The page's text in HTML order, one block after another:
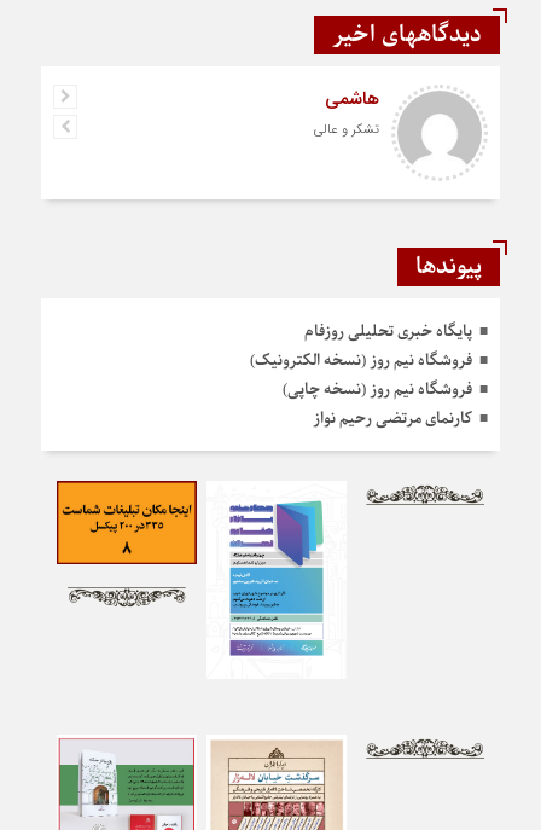
دیدگاههای اخیر
هاشمی
تشکر و عالی
پیوندها
پایگاه خبری تحلیلی روزفام
فروشگاه نیم روز (نسخه الکترونیک)
فروشگاه نیم روز (نسخه چاپی)
کارنمای مرتضی رحیم نواز